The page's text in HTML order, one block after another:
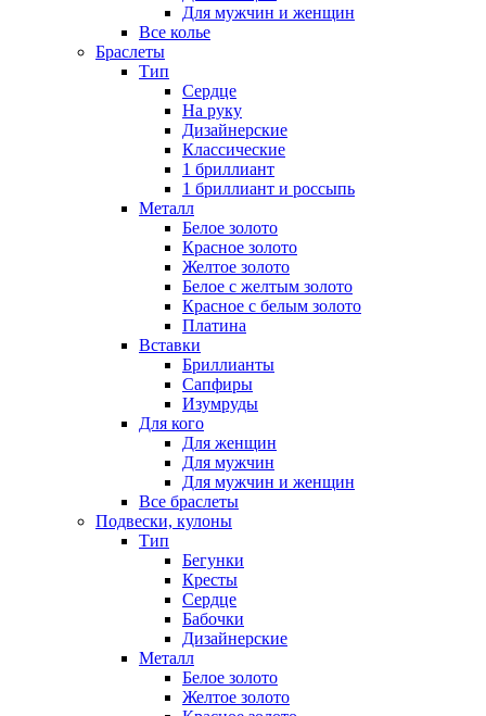
Для мужчин и женщин
Все колье
Браслеты
Тип
Сердце
На руку
Дизайнерские
Классические
1 бриллиант
1 бриллиант и россыпь
Металл
Белое золото
Красное золото
Желтое золото
Белое с желтым золото
Красное с белым золото
Платина
Вставки
Бриллианты
Сапфиры
Изумруды
Для кого
Для женщин
Для мужчин
Для мужчин и женщин
Все браслеты
Подвески, кулоны
Тип
Бегунки
Кресты
Сердце
Бабочки
Дизайнерские
Металл
Белое золото
Желтое золото